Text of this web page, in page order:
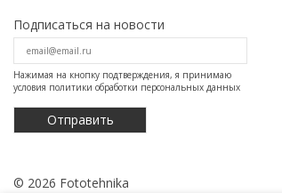
Подписаться на новости
Нажимая на кнопку подтверждения, я принимаю
условия политики обработки персональных данных
© 2026 Fototehnika